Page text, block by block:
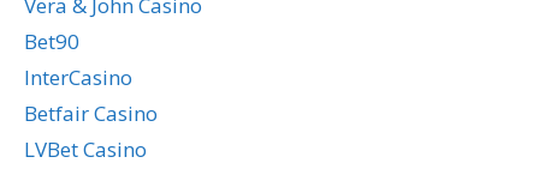
Bet90
InterCasino
Betfair Casino
LVBet Casino